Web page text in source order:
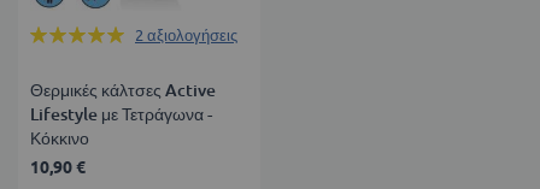
Βαθμολογία:
2 αξιολογήσεις
Θερμικές κάλτσες Active
Lifestyle με Τετράγωνα -
Κόκκινο
10,90 €